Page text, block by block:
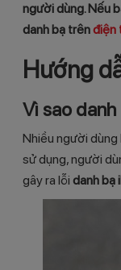
người dùng. Nếu
danh bạ trênđiện
Hướng
Vì sao danh
Nhiều người dùng
sử dụng, người
gây ra lỗi danh bạ